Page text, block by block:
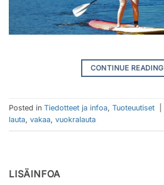
CONTINUE READING
Posted in Tiedotteet ja infoa, Tuoteuutiset
lauta, vakaa, vuokralauta
LISÄINFOA